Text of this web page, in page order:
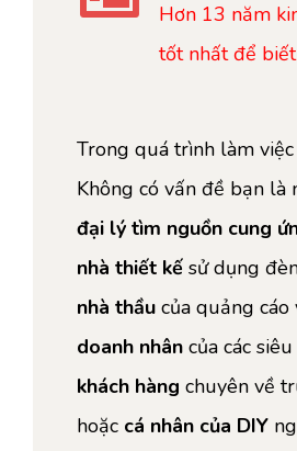
Hơn 13 năm
tốt nhất để
Trong quá trình làm
Không có vấn đề bạn là
đại lý tìm nguồn cung
nhà thiết kế sử dụng
nhà thầu của quảng
doanh nhân của các
khách hàng chuyên về
hoặc cá nhân của DIY